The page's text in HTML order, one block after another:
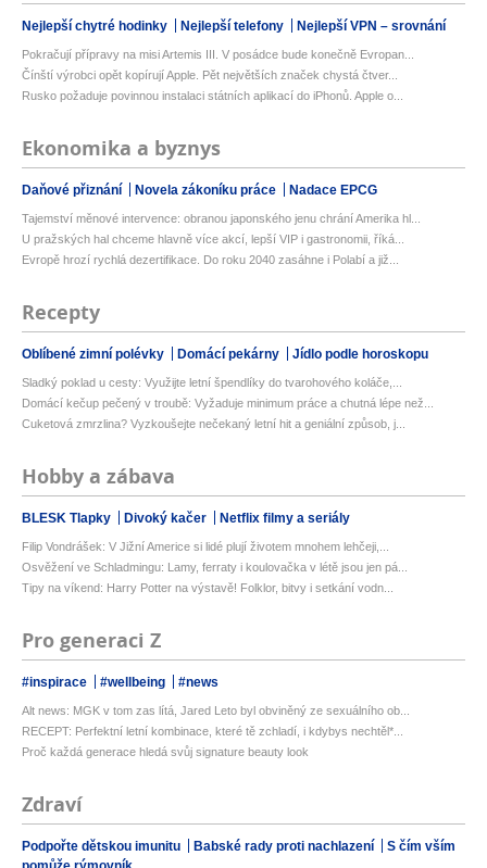
Nejlepší chytré hodinky Nejlepší telefony Nejlepší VPN – srovnání
Pokračují přípravy na misi Artemis III. V posádce bude konečně Evropan...
Čínští výrobci opět kopírují Apple. Pět největších značek chystá čtver...
Rusko požaduje povinnou instalaci státních aplikací do iPhonů. Apple o...
Ekonomika a byznys
Daňové přiznání Novela zákoníku práce Nadace EPCG
Tajemství měnové intervence: obranou japonského jenu chrání Amerika hl...
U pražských hal chceme hlavně více akcí, lepší VIP i gastronomii, říká...
Evropě hrozí rychlá dezertifikace. Do roku 2040 zasáhne i Polabí a již...
Recepty
Oblíbené zimní polévky Domácí pekárny Jídlo podle horoskopu
Sladký poklad u cesty: Využijte letní špendlíky do tvarohového koláče,...
Domácí kečup pečený v troubě: Vyžaduje minimum práce a chutná lépe než...
Cuketová zmrzlina? Vyzkoušejte nečekaný letní hit a geniální způsob, j...
Hobby a zábava
BLESK Tlapky Divoký kačer Netflix filmy a seriály
Filip Vondrášek: V Jižní Americe si lidé plují životem mnohem lehčeji,...
Osvěžení ve Schladmingu: Lamy, ferraty i koulovačka v létě jsou jen pá...
Tipy na víkend: Harry Potter na výstavě! Folklor, bitvy i setkání vodn...
Pro generaci Z
#inspirace #wellbeing #news
Alt news: MGK v tom zas lítá, Jared Leto byl obviněný ze sexuálního ob...
RECEPT: Perfektní letní kombinace, které tě zchladí, i kdybys nechtěl*...
Proč každá generace hledá svůj signature beauty look
Zdraví
Podpořte dětskou imunitu Babské rady proti nachlazení
S čím vším